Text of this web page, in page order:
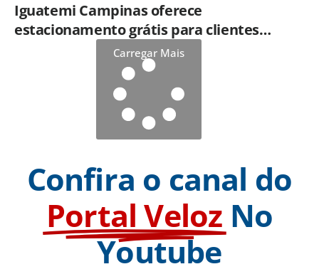
Iguatemi Campinas oferece
estacionamento grátis para clientes
que consumirem em restaurantes
Carregar Mais
Confira o canal do
Portal Veloz No
Youtube